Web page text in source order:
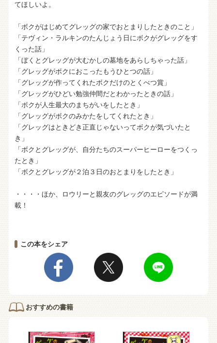
てほしいよ。
「ボクがはじめてグレッグの家でおとまりしたときのこと」
「テヴィン・ラルキンのたんじょう日にボクがグレッグをす
くった話」
「ぼくとグレッグが大むかしの墓地をあらしちゃった話」
「グレッグがボクにおこったもうひとつの話」
「グレッグが作ってくれたボクだけのとくべつ賞」
「グレッグがひどい勉強仲間だとわかったときの話」
「ボクが人生最大のまちがいをしたとき」
「グレッグがボクのみかたをしてくれたとき」
「グレッグはときどき正直じゃないってボクが気づいたと
き」
「ボクとグレッグが、自分たちのスーパーヒーローをつくっ
たとき」
「ボクとグレッグが２泊３日のおとまりをしたとき」
・・・・ほか、ロウリーと親友のグレッグのエピソードが満
載！
この本をシェア
おすすめの書籍